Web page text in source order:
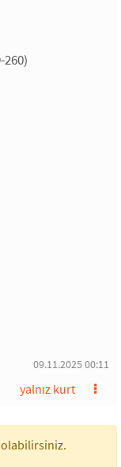
09.11.2025 00:11
yalnız kurt